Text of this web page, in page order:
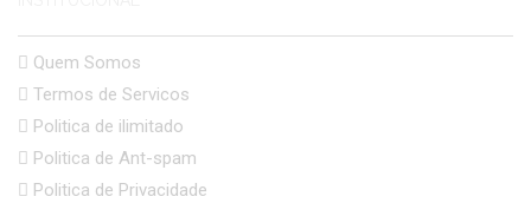
Quem Somos
Termos de Servicos
Politica de ilimitado
Politica de Ant-spam
Politica de Privacidade